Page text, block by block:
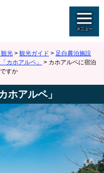
光 > 観光ガイド > 足白農泊施設
カホアルペ」 > カホアルペに宿泊
すか
ホアルペ」